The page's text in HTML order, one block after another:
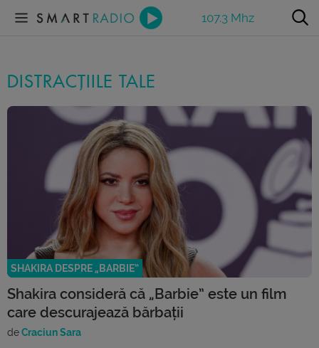
107.3 Mhz
DISTRACȚIILE TALE
SHAKIRA DESPRE „BARBIE”
Shakira consideră că „Barbie” este un film
care descurajează bărbații
deCraciun Sara